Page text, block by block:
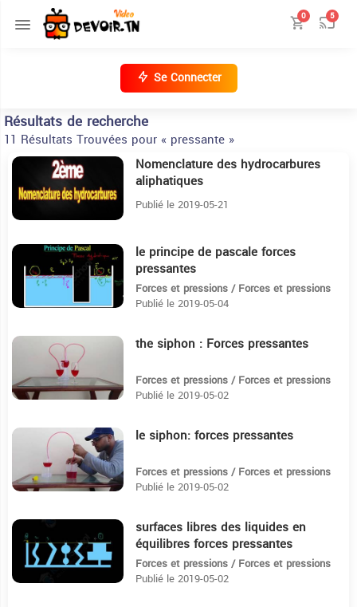
0 5
Se Connecter
Résultats de recherche
11 Résultats Trouvées pour « pressante »
Nomenclature des hydrocarbures
aliphatiques
Publié le 2019-05-21
le principe de pascale forces
pressantes
Forces et pressions / Forces et pressions
Publié le 2019-05-04
the siphon : Forces pressantes
Forces et pressions / Forces et pressions
Publié le 2019-05-02
le siphon: forces pressantes
Forces et pressions / Forces et pressions
Publié le 2019-05-02
4:57 surfaces libres des liquides en
équilibres forces pressantes
Forces et pressions / Forces et pressions
Publié le 2019-05-02